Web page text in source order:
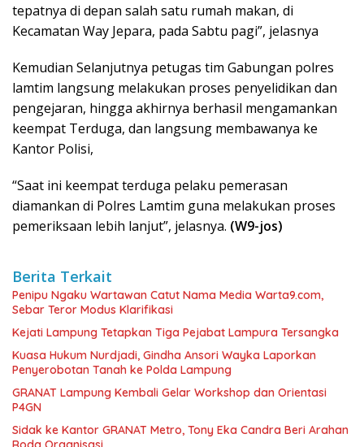
tepatnya di depan salah satu rumah makan, di
Kecamatan Way Jepara, pada Sabtu pagi”, jelasnya
Kemudian Selanjutnya petugas tim Gabungan polres
lamtim langsung melakukan proses penyelidikan dan
pengejaran, hingga akhirnya berhasil mengamankan
keempat Terduga, dan langsung membawanya ke
Kantor Polisi,
“Saat ini keempat terduga pelaku pemerasan
diamankan di Polres Lamtim guna melakukan proses
pemeriksaan lebih lanjut”, jelasnya. (W9-jos)
Berita Terkait
Penipu Ngaku Wartawan Catut Nama Media Warta9.com,
Sebar Teror Modus Klarifikasi
Kejati Lampung Tetapkan Tiga Pejabat Lampura Tersangka
Kuasa Hukum Nurdjadi, Gindha Ansori Wayka Laporkan
Penyerobotan Tanah ke Polda Lampung
GRANAT Lampung Kembali Gelar Workshop dan Orientasi
P4GN
‎Sidak ke Kantor GRANAT Metro, Tony Eka Candra Beri Arahan